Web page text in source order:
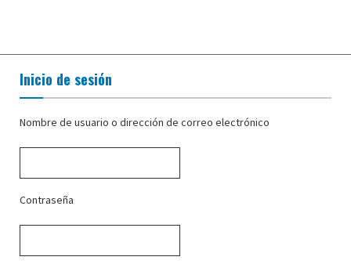
Inicio de sesión
Nombre de usuario o dirección de correo electrónico
Contraseña